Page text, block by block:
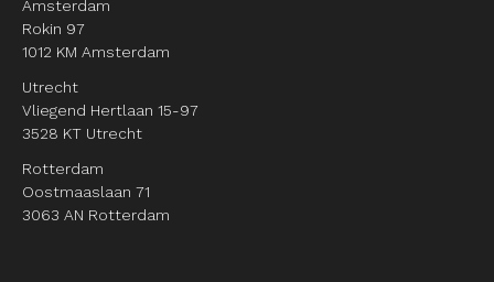
Amsterdam
Rokin 97
1012 KM Amsterdam
Utrecht
Vliegend Hertlaan 15-97
3528 KT Utrecht
Rotterdam
Oostmaaslaan 71
3063 AN Rotterdam